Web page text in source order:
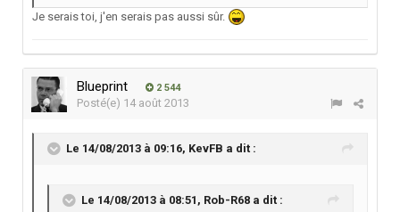
Je serais toi, j'en serais pas aussi sûr.
Blueprint 2 544
Posté(e) 14 août 2013
Le 14/08/2013 à 09:16, KevFB a dit :
Le 14/08/2013 à 08:51, Rob-R68 a dit :